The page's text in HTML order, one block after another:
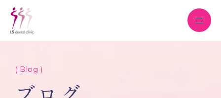
( Blog )